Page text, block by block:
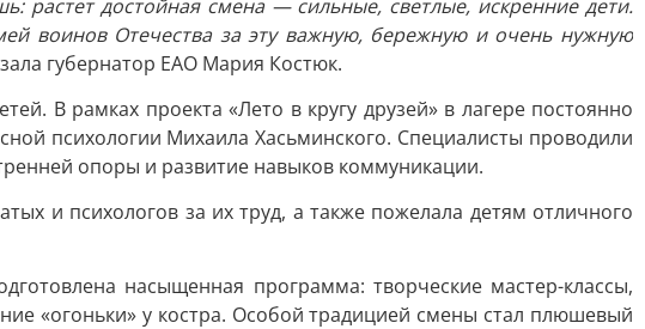
растет достойная смена — сильные, светлые, искренние дети.
воинов Отечества за эту важную, бережную и очень нужную
губернатор ЕАО Мария Костюк.
В рамках проекта «Лето в кругу друзей» в лагере постоянно
психологии Михаила Хасьминского. Специалисты проводили
опоры и развитие навыков коммуникации.
и психологов за их труд, а также пожелала детям отличного
насыщенная программа: творческие мастер-классы,
«огоньки» у костра. Особой традицией смены стал плюшевый